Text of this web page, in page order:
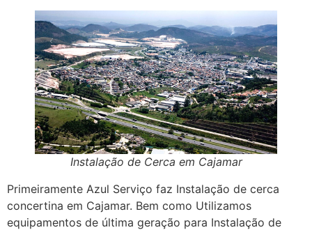
Instalação de Cerca em Cajamar
Primeiramente Azul Serviço faz Instalação de cerca
concertina em Cajamar. Bem como Utilizamos
equipamentos de última geração para Instalação de